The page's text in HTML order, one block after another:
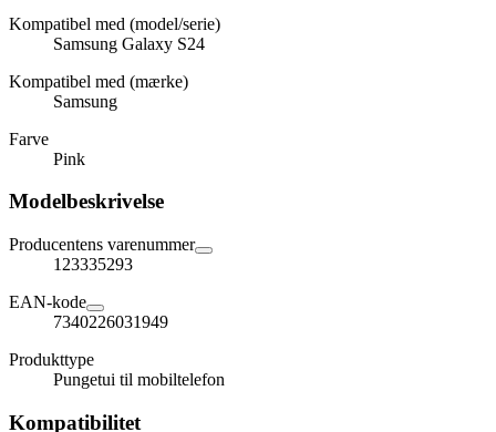
Kompatibel med (model/serie)
Samsung Galaxy S24
Kompatibel med (mærke)
Samsung
Farve
Pink
Modelbeskrivelse
Producentens varenummer
123335293
EAN-kode
7340226031949
Produkttype
Pungetui til mobiltelefon
Kompatibilitet